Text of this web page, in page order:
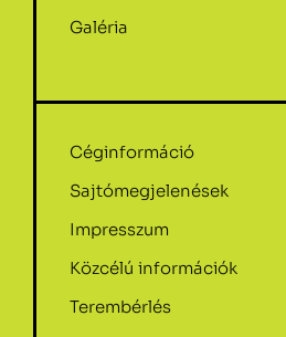
Galéria
Céginformáció
Sajtómegjelenések
Impresszum
Közcélú információk
Terembérlés